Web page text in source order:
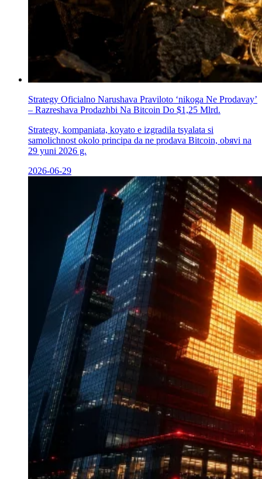
Strategy Oficіalno Narushava Praviloto ‘nikoga Ne Prodavay’
– Razreshava Prodazhbi Na Bitcoin Do $1,25 Mlrd.
Strategy, kompaniata, koуato е izgradila tsyalata si
samolichnost okolo principa da ne prodava Bitcoin, obяvi na
29 yuni 2026 g.
2026-06-29